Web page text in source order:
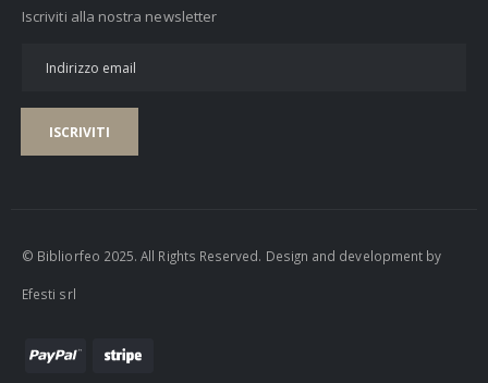
Iscriviti alla nostra newsletter
ISCRIVITI
© Bibliorfeo 2025. All Rights Reserved. Design and development by
Efesti srl